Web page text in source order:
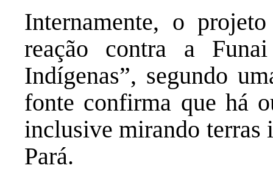
Internamente, o
reação contra a
Indígenas”, segundo
fonte confirma que há
inclusive mirando terras
Pará.